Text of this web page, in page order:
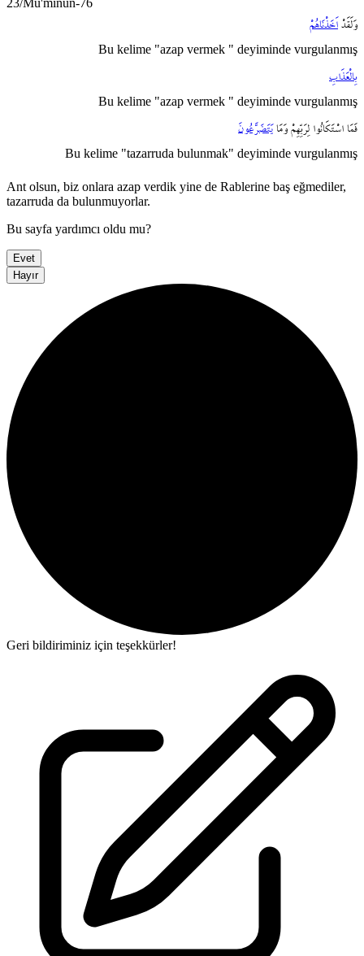
23/Mü'minun-76
وَلَقَدْ اَخَذْنَاهُمْ
Bu kelime "azap vermek " deyiminde vurgulanmış
بِالْعَذَابِ
Bu kelime "azap vermek " deyiminde vurgulanmış
فَمَا اسْتَكَانُوا لِرَبِّهِمْ وَمَا يَتَضَرَّعُونَ
Bu kelime "tazarruda bulunmak" deyiminde vurgulanmış
Ant olsun, biz onlara azap verdik yine de Rablerine baş eğmediler,
tazarruda da bulunmuyorlar.
Bu sayfa yardımcı oldu mu?
Evet
Hayır
Geri bildiriminiz için teşekkürler!